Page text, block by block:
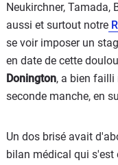
Neukirchner, Tamada,
aussi et surtout notre
se voir imposer un
en date de cette
Donington, a bien failli
seconde manche, en
Un dos brisé avait
bilan médical qui s'est